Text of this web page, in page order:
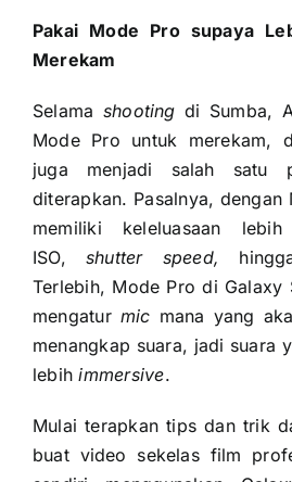
Pakai Mode Pro supaya
Merekam
Selama shooting di Sumba,
Mode Pro untuk merekam,
juga menjadi salah satu
diterapkan. Pasalnya, dengan
memiliki keleluasaan
ISO,shutter speed,
Terlebih, Mode Pro di Galaxy
mengatur mic mana yang
menangkap suara, jadi suara
lebihimmersive.
Mulai terapkan tips dan trik
buat video sekelas film